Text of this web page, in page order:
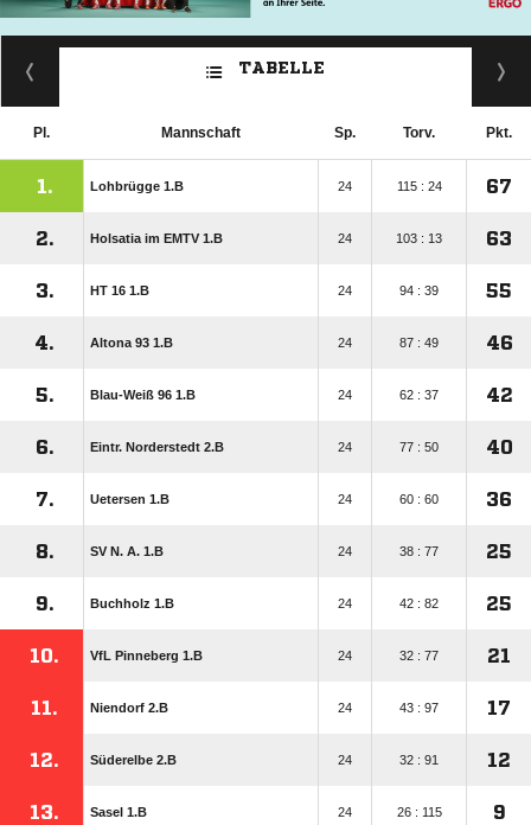
TABELLE
Pl. Mannschaft Sp. Torv. Pkt.
1. Lohbrügge 1.B 24 115 : 24 67
2. Holsatia im EMTV 1.B 24 103 : 13 63
3. HT 16 1.B 24 94 : 39 55
4. Altona 93 1.B 24 87 : 49 46
5. Blau-Weiß 96 1.B 24 62 : 37 42
6. Eintr. Norderstedt 2.B 24 77 : 50 40
7. Uetersen 1.B 24 60 : 60 36
8. SV N. A. 1.B 24 38 : 77 25
9. Buchholz 1.B 24 42 : 82 25
10. VfL Pinneberg 1.B 24 32 : 77 21
11. Niendorf 2.B 24 43 : 97 17
12. Süderelbe 2.B 24 32 : 91 12
13. Sasel 1.B 24 26 : 115 9